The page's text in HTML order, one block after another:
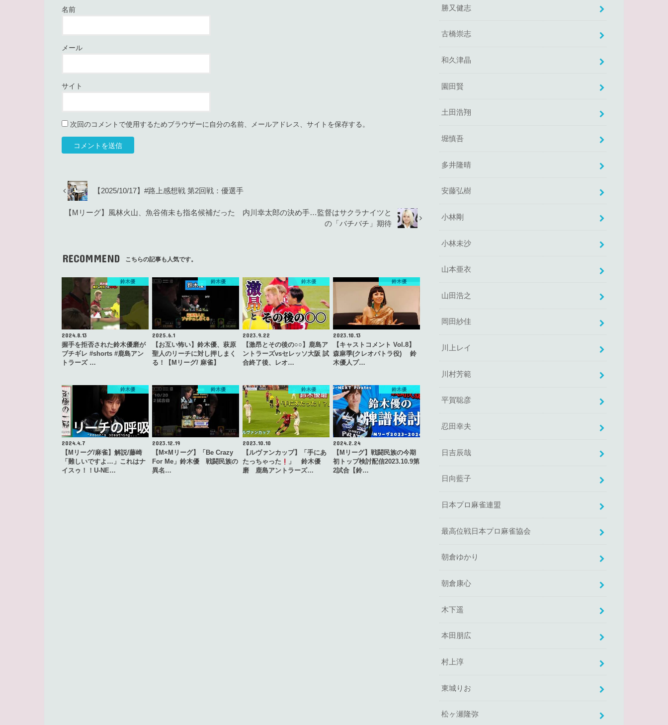
名前
メール
サイト
次回のコメントで使用するためブラウザーに自分の名前、メールアドレス、サイトを保存する。
【2025/10/17】#路上感想戦 第2回戦：優選手
【Mリーグ】風林火山、魚谷侑未も指名候補だった 内川幸太郎の決め手…監督はサクラナイツと
の「バチバチ」期待
RECOMMEND こちらの記事も人気です。
鈴木優
2024.8.13
握手を拒否された鈴木優磨が
ブチギレ #shorts #鹿島アン
トラーズ …
鈴木優
2025.6.1
【お互い怖い】鈴木優、萩原
聖人のリーチに対し押しまく
る！【Mリーグ/ 麻雀】
鈴木優
2023.9.22
【激昂とその後の○○】鹿島ア
ントラーズvsセレッソ大阪 試
合終了後、レオ…
鈴木優
2023.10.13
【キャストコメント Vol.8】
森麻季(クレオパトラ役) 鈴
木優人プ…
鈴木優
2024.4.7
【Mリーグ/麻雀】解説/藤崎
「難しいですよ…」これはナ
イスゥ！！U-NE…
鈴木優
2023.12.19
【M×Mリーグ】「Be Crazy
For Me」鈴木優 戦闘民族の
異名…
鈴木優
2023.10.10
【ルヴァンカップ】「手にあ
たっちゃった
」 鈴木優
磨 鹿島アントラーズ…
鈴木優
2024.2.24
【Mリーグ】戦闘民族の今期
初トップ検討配信2023.10.9第
2試合【鈴…
勝又健志
古橋崇志
和久津晶
園田賢
土田浩翔
堀慎吾
多井隆晴
安藤弘樹
小林剛
小林未沙
山本亜衣
山田浩之
岡田紗佳
川上レイ
川村芳範
平賀聡彦
忍田幸夫
日吉辰哉
日向藍子
日本プロ麻雀連盟
最高位戦日本プロ麻雀協会
朝倉ゆかり
朝倉康心
木下遥
本田朋広
村上淳
東城りお
松ヶ瀬隆弥